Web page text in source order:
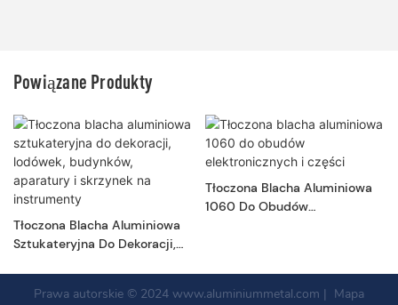
Powiązane Produkty
Tłoczona Blacha Aluminiowa
Sztukateryjna Do Dekoracji,
Instrumenty
Tłoczona Blacha Aluminiowa
1060 Do Obudów
Prawa autorskie © 2024 www.aluminiummetal.com | Mapa